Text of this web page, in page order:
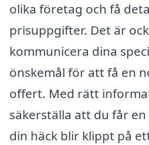
olika företag och få
prisuppgifter. Det är
kommunicera dina
önskemål för att få en
offert. Med rätt
säkerställa att du får
din häck blir klippt på